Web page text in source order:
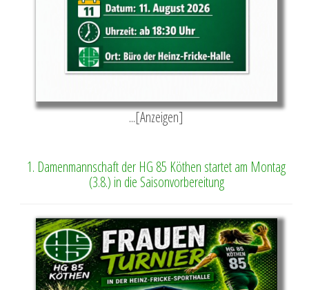
...[Anzeigen]
1. Damenmannschaft der HG 85 Köthen startet am Montag
(3.8.) in die Saisonvorbereitung